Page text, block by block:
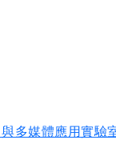
多媒體應用實驗室